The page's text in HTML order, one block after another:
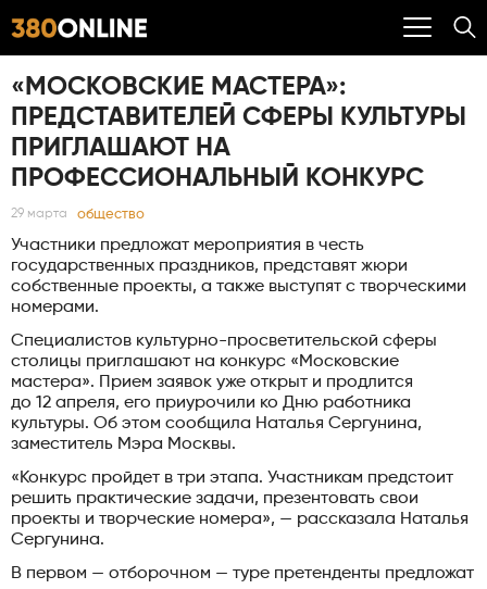
«МОСКОВСКИЕ МАСТЕРА»:
ПРЕДСТАВИТЕЛЕЙ СФЕРЫ КУЛЬТУРЫ
ПРИГЛАШАЮТ НА
ПРОФЕССИОНАЛЬНЫЙ КОНКУРС
29 марта общество
Участники предложат мероприятия в честь
государственных праздников, представят жюри
собственные проекты, а также выступят с творческими
номерами.
Специалистов культурно-просветительской сферы
столицы приглашают на конкурс «Московские
мастера». Прием заявок уже открыт и продлится
до 12 апреля, его приурочили ко Дню работника
культуры. Об этом сообщила Наталья Сергунина,
заместитель Мэра Москвы.
«Конкурс пройдет в три этапа. Участникам предстоит
решить практические задачи, презентовать свои
проекты и творческие номера», — рассказала Наталья
Сергунина.
В первом — отборочном — туре претенденты предложат